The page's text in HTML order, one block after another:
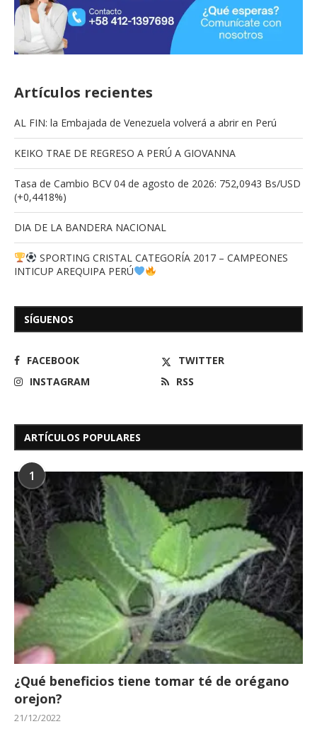
Artículos recientes
AL FIN: la Embajada de Venezuela volverá a abrir en Perú
KEIKO TRAE DE REGRESO A PERÚ A GIOVANNA
Tasa de Cambio BCV 04 de agosto de 2026: 752,0943 Bs/USD
(+0,4418%)
DIA DE LA BANDERA NACIONAL
SPORTING CRISTAL CATEGORÍA 2017 – CAMPEONES
INTICUP AREQUIPA PERÚ
SÍGUENOS
FACEBOOK
TWITTER
INSTAGRAM
RSS
ARTÍCULOS POPULARES
1
¿Qué beneficios tiene tomar té de orégano
orejon?
21/12/2022